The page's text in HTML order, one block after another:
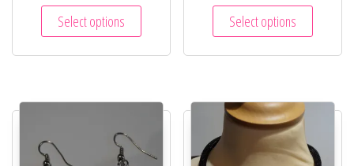
Select options Select options